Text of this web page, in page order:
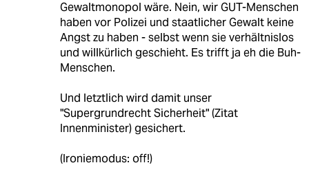
Gewaltmonopol wäre. Nein, wir GUT-Menschen
haben vor Polizei und staatlicher Gewalt keine
Angst zu haben - selbst wenn sie verhältnislos
und willkürlich geschieht. Es trifft ja eh die Buh-
Menschen.
Und letztlich wird damit unser
"Supergrundrecht Sicherheit" (Zitat
Innenminister) gesichert.
(Ironiemodus: off!)